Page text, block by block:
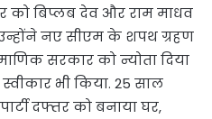
को बिप्लब देव और राम माधव
नए सीएम के शपथ ग्रहण
सरकार को न्योता दिया
भी किया. 25 साल
दफ्तर को बनाया घर,